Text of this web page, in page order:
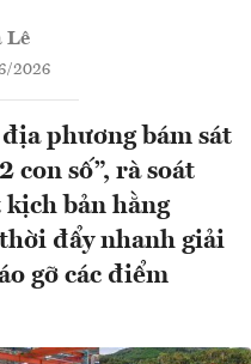
Lê
2026
phương bám sát
con số”, rà soát
bản hằng
đẩy nhanh giải
gỡ các điểm